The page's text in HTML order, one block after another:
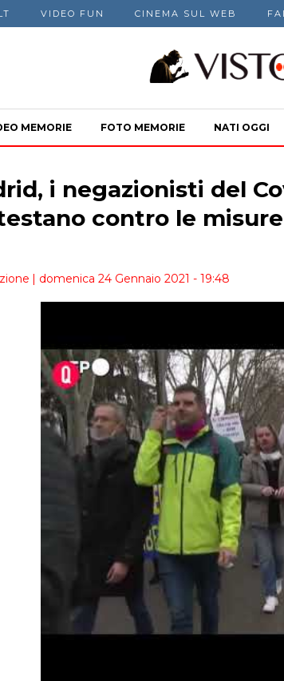
VIDEO FUN CINEMA SUL WEB
MEMORIE FOTO MEMORIE NATI OGGI
i negazionisti del
contro le
| domenica 24 Gennaio 2021 - 19:48